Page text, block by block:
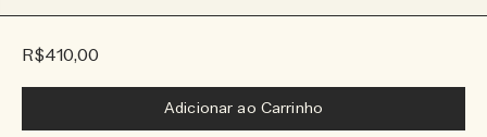
R$410,00
Adicionar ao Carrinho